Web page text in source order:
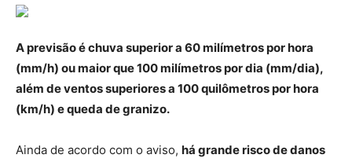
A previsão é chuva superior a 60 milímetros por hora
(mm/h) ou maior que 100 milímetros por dia (mm/dia),
além de ventos superiores a 100 quilômetros por hora
(km/h) e queda de granizo.
Ainda de acordo com o aviso, há grande risco de danos